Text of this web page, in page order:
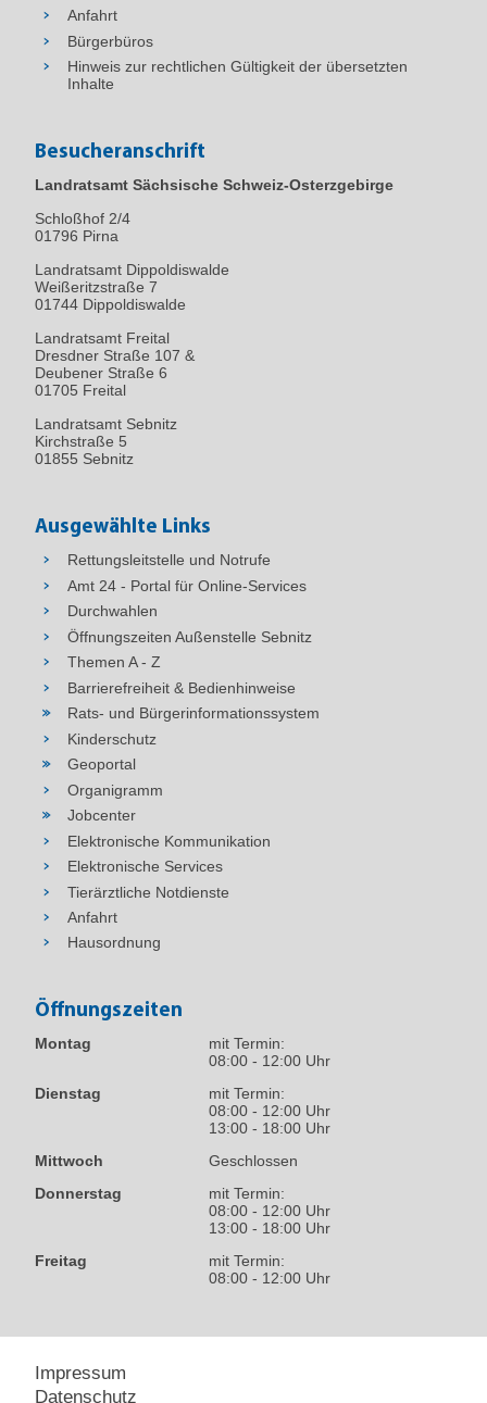
Anfahrt
Bürgerbüros
Hinweis zur rechtlichen Gültigkeit der übersetzten
Inhalte
Besucheranschrift
Landratsamt Sächsische Schweiz-Osterzgebirge
Schloßhof 2/4
01796 Pirna
Landratsamt Dippoldiswalde
Weißeritzstraße 7
01744 Dippoldiswalde
Landratsamt Freital
Dresdner Straße 107 &
Deubener Straße 6
01705 Freital
Landratsamt Sebnitz
Kirchstraße 5
01855 Sebnitz
Ausgewählte Links
Rettungsleitstelle und Notrufe
Amt 24 - Portal für Online-Services
Durchwahlen
Öffnungszeiten Außenstelle Sebnitz
Themen A - Z
Barrierefreiheit & Bedienhinweise
Rats- und Bürgerinformationssystem
Kinderschutz
Geoportal
Organigramm
Jobcenter
Elektronische Kommunikation
Elektronische Services
Tierärztliche Notdienste
Anfahrt
Hausordnung
Öffnungszeiten
Montag
mit Termin:
08:00 - 12:00 Uhr
Dienstag
mit Termin:
08:00 - 12:00 Uhr
13:00 - 18:00 Uhr
Mittwoch
Geschlossen
Donnerstag
mit Termin:
08:00 - 12:00 Uhr
13:00 - 18:00 Uhr
Freitag
mit Termin:
08:00 - 12:00 Uhr
Impressum
Datenschutz